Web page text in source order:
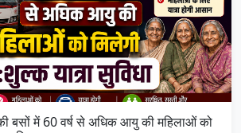
बसों में 60 वर्ष से अधिक आयु की महिलाओं को